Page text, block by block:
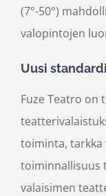
(7°-50°)
valopintojen
Uusi
Fuze Teatro on
toiminta,
toiminnallisuus
valaisimen